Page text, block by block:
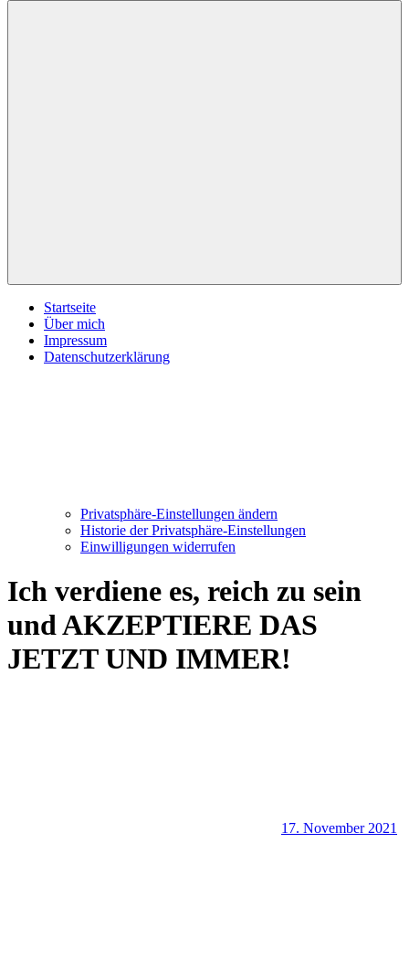
Startseite
Über mich
Impressum
Datenschutzerklärung
Privatsphäre-Einstellungen ändern
Historie der Privatsphäre-Einstellungen
Einwilligungen widerrufen
Ich verdiene es, reich zu sein
und AKZEPTIERE DAS
JETZT UND IMMER!
17. November 2021